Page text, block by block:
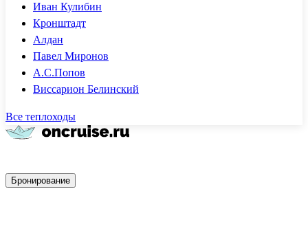
Иван Кулибин
Кронштадт
Алдан
Павел Миронов
А.С.Попов
Виссарион Белинский
Все теплоходы
Бронирование